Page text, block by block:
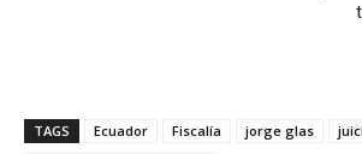
TAGS Ecuador Fiscalía jorge glas